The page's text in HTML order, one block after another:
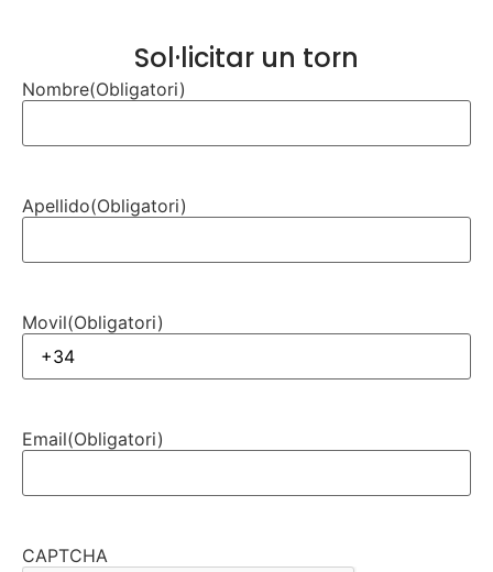
Sol·licitar un torn
Nombre(Obligatori)
Apellido(Obligatori)
Movil(Obligatori)
Email(Obligatori)
CAPTCHA